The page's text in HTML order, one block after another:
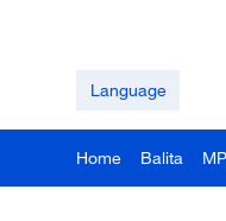
Language
Home Balita